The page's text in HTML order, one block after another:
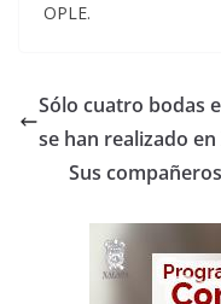
OPLE.
Sólo cuatro bodas
se han realizado en
Sus